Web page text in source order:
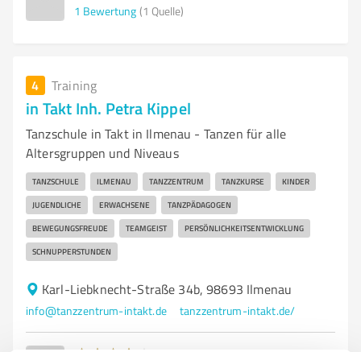
1 Bewertung (1 Quelle)
4 Training
in Takt Inh. Petra Kippel
Tanzschule in Takt in Ilmenau - Tanzen für alle
Altersgruppen und Niveaus
TANZSCHULE ILMENAU TANZZENTRUM TANZKURSE KINDER
JUGENDLICHE ERWACHSENE TANZPÄDAGOGEN
BEWEGUNGSFREUDE TEAMGEIST PERSÖNLICHKEITSENTWICKLUNG
SCHNUPPERSTUNDEN
Karl-Liebknecht-Straße 34b, 98693 Ilmenau
info@tanzzentrum-intakt.de tanzzentrum-intakt.de/